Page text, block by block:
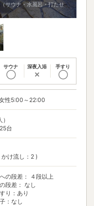
サウナ・水風呂・打たせ
サウナ
◯
深夜入浴
✕
手すり
◯
性5:00～22:00
台
け流し：2 )
の段差： ４段以上
段差： なし
り：あり
：なし